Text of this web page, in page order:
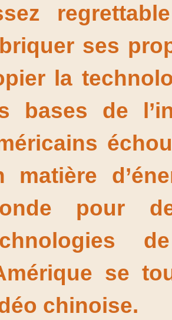
ses
la
bases de
matière
pour
se
chinoise.